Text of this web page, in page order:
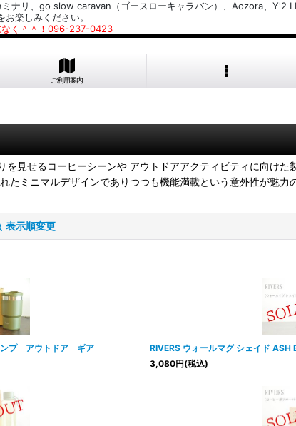
リ、go slow caravan（ゴースローキャラバン）、Aozora、Y'2
楽しみください。
なく＾＾！096-237-0423
ご利用案内
見せるコーヒーシーンや アウトドアアクティビティに向けた
ミニマルデザインでありつつも機能満載という意外性が魅力
表示順変更
ンプ アウトドア ギア
RIVERS ウォールマグ シェイド
3,080円(税込)